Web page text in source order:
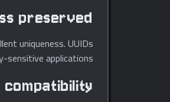
preserved
sensitive applications.